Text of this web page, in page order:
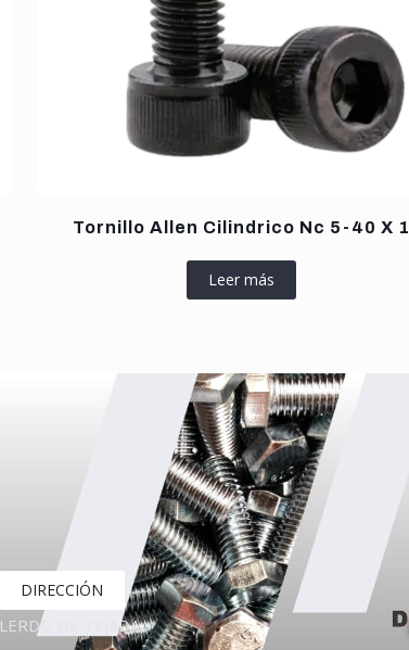
Tornillo Allen Cilindrico Nc 5-40 X 1
Leer más
DIRECCIÓN
LERDO DE TEJADA,